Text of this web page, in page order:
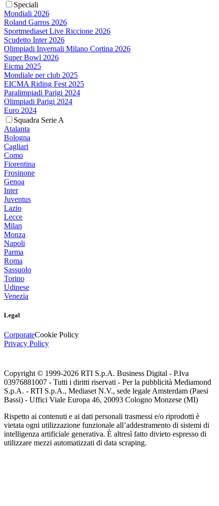
Speciali
Mondiali 2026
Roland Garros 2026
Sportmediaset Live Riccione 2026
Scudetto Inter 2026
Olimpiadi Invernali Milano Cortina 2026
Super Bowl 2026
Eicma 2025
Mondiale per club 2025
EICMA Riding Fest 2025
Paralimpiadi Parigi 2024
Olimpiadi Parigi 2024
Euro 2024
Squadra Serie A
Atalanta
Bologna
Cagliari
Como
Fiorentina
Frosinone
Genoa
Inter
Juventus
Lazio
Lecce
Milan
Monza
Napoli
Parma
Roma
Sassuolo
Torino
Udinese
Venezia
Legal
CorporateCookie Policy
Privacy Policy
Copyright © 1999-2026 RTI S.p.A. Business Digital - P.Iva
03976881007 - Tutti i diritti riservati - Per la pubblicità Mediamond
S.p.A. - RTI S.p.A., Mediaset N.V., sede legale Amsterdam (Paesi
Bassi) - Uffici Viale Europa 46, 20093 Cologno Monzese (MI)
Rispetto ai contenuti e ai dati personali trasmessi e/o riprodotti è
vietata ogni utilizzazione funzionale all’addestramento di sistemi di
intelligenza artificiale generativa. È altresì fatto divieto espresso di
utilizzare mezzi automatizzati di data scraping.